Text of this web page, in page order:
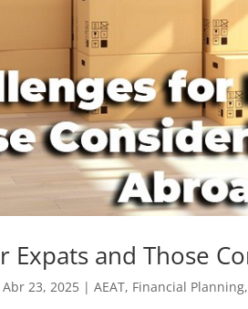
Expats and Those
Abr 23, 2025 |AEAT, Financial Planning,